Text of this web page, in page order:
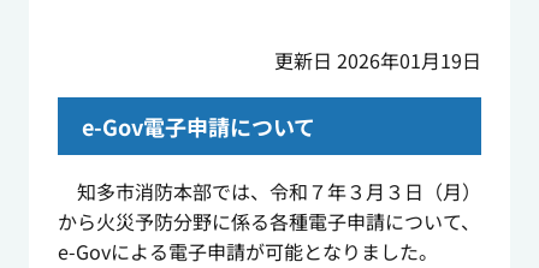
更新日 2026年01月19日
e-Gov電子申請について
知多市消防本部では、令和７年３月３日（月）
から火災予防分野に係る各種電子申請について、
e-Govによる電子申請が可能となりました。